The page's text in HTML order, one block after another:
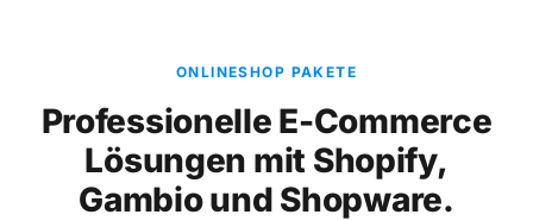
ONLINESHOP PAKETE
Professionelle E-Commerce
Lösungen mit Shopify,
Gambio und Shopware.